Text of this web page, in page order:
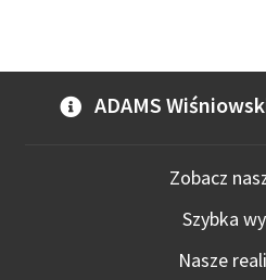
ADAMS
Zobacz
Szybka
Nasze